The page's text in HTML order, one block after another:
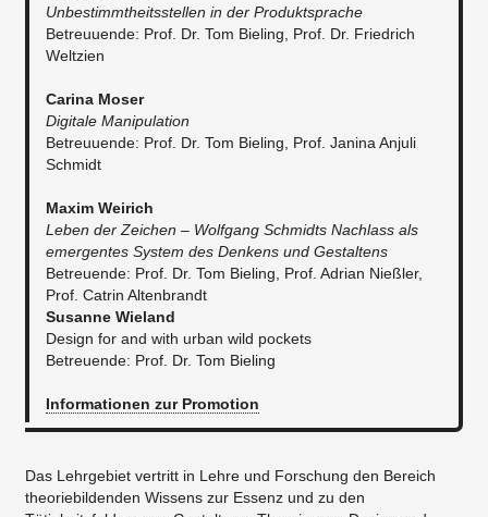
Unbestimmtheitsstellen in der Produktsprache
​Betreuuende: Prof. Dr. Tom Bieling, Prof. Dr. Friedrich
Weltzien
​Carina Moser
Digitale Manipulation
​Betreuuende: Prof. Dr. Tom Bieling, Prof. Janina Anjuli
Schmidt
Maxim Weirich
Leben der Zeichen – Wolfgang Schmidts Nachlass als
emergentes System des Denkens und Gestaltens​​​
Betreuende: Prof. Dr. Tom Bieling, Prof. Adrian Nießler,
Prof. Catrin Altenbrandt
​Susanne Wieland
Design for and with urban wild pockets
Betreuende: Prof. Dr. Tom Bieling
Informationen zur Promotion
Das Lehrgebiet vertritt in Lehre und Forschung den Bereich
theoriebildenden Wissens zur Essenz und zu den